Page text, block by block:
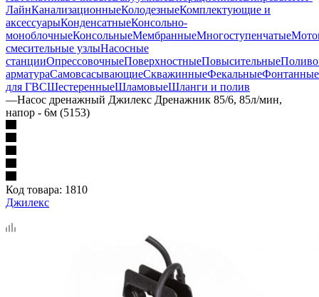
ЛайнКанализационныеКолодезныеКомплектующие и
аксессуарыКонденсатныеКонсольно-
моноблочныеКонсольныеМембранныеМногоступенчатые
смесительные узлыНасосные
станцииОпрессовочныеПоверхностныеПовысительные
арматураСамовсасывающиеСкважинныеФекальныеФонтанные
для ГВСШестеренныеШламовыеШланги и полив
—Насос дренажный Джилекс Дренажник 85/6, 85л/мин,
напор - 6м (5153)
Код товара: 1810
Джилекс